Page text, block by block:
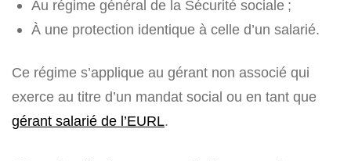
Au régime général de la Sécurité sociale ;
À une protection identique à celle d’un salarié.
Ce régime s’applique au gérant non associé qui
exerce au titre d’un mandat social ou en tant que
gérant salarié de l’EURL.